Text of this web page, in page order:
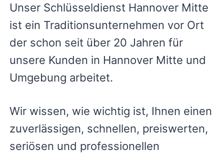
Unser Schlüsseldienst Hannover Mitte
ist ein Traditionsunternehmen vor Ort
der schon seit über 20 Jahren für
unsere Kunden in Hannover Mitte und
Umgebung arbeitet.
Wir wissen, wie wichtig ist, Ihnen einen
zuverlässigen, schnellen, preiswerten,
seriösen und professionellen